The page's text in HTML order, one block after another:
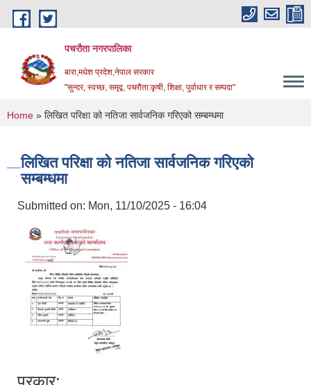
Skip to main content
पचरौता नगरपालिका
बारा,मधेश प्रदेश,नेपाल सरकार
"सुन्दर, स्वच्छ, समृद्व, पचरौता:कृषी, शिक्षा, पुर्वाधार र सम्पदा"
You are here
Home » लिखित परिक्षा को नतिजा सार्वजनिक गरिएको सम्बम्धमा
लिखित परिक्षा को नतिजा सार्वजनिक गरिएको
सम्बम्धमा
Submitted on: Mon, 11/10/2025 - 16:04